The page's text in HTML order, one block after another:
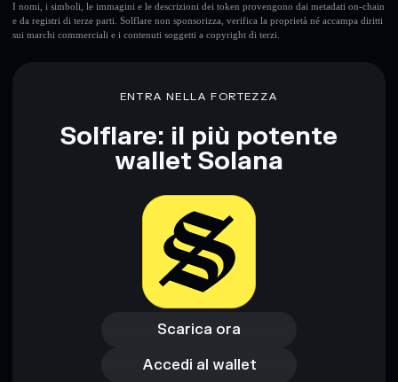
I nomi, i simboli, le immagini e le descrizioni dei token provengono dai metadati on-chain
e da registri di terze parti. Solflare non sponsorizza, verifica la proprietà né accampa diritti
sui marchi commerciali e i contenuti soggetti a copyright di terzi.
ENTRA NELLA FORTEZZA
Solflare: il più potente
wallet Solana
Scarica ora
Scarica ora
Accedi al wallet
Accedi al wallet